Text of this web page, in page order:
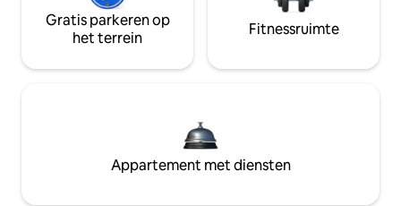
Gratis parkeren op
het terrein
Fitnessruimte
Appartement met diensten